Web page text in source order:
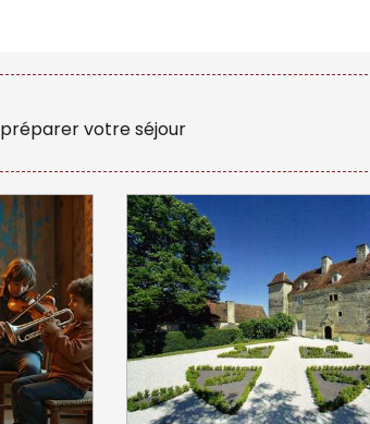
votre séjour